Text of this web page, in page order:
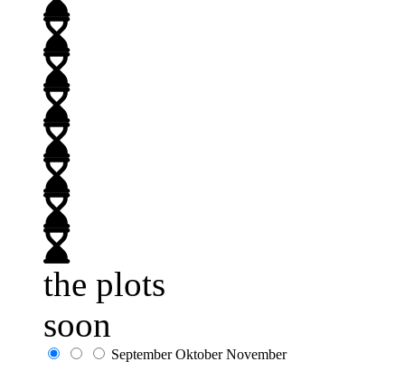
the plots
soon
September Oktober November